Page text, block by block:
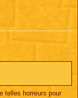
telles horreurs pour